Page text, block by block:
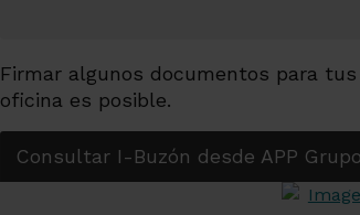
Firmar algunos documentos para
oficina es posible.
Consultar I-Buzón desde APP